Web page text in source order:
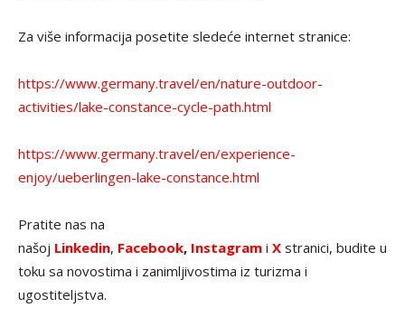
Za više informacija posetite sledeće internet stranice:
https://www.germany.travel/en/nature-outdoor-
activities/lake-constance-cycle-path.html
https://www.germany.travel/en/experience-
enjoy/ueberlingen-lake-constance.html
Pratite nas na
našoj Linkedin, Facebook, Instagram i X stranici, budite u
toku sa novostima i zanimljivostima iz turizma i
ugostiteljstva.